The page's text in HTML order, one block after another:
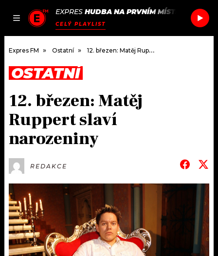
JAK
SEZNAM.CZ
EXPRES HUDBA NA PRVNÍM MÍSTĚ SLOW
CELÝ PLAYLIST
DOMŮ
ČLÁNKY
AKTUÁLNĚ
ROZHOVORY
#NEBUDUDOMA
KALENDÁŘ
KVÍZY
PODCASTY
JAK NALADIT
APLIKACE
PROGRAM
PLAYLIST
SOUTĚŽE
Expres FM Ostatní 12. březen: Matěj Ruppert slaví narozeniny
OSTATNÍ
12. březen: Matěj
Ruppert slaví
narozeniny
REDAKCE